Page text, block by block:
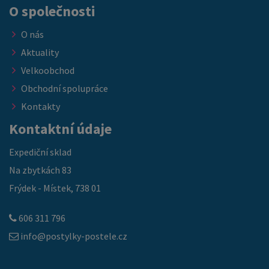
O společnosti
O nás
Aktuality
Velkoobchod
Obchodní spolupráce
Kontakty
Kontaktní údaje
Expediční sklad
Na zbytkách 83
Frýdek - Místek, 738 01
606 311 796
info@postylky-postele.cz